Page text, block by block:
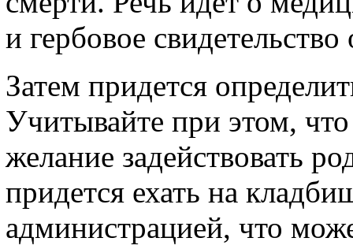
и гербовое
Затем придется
Учитывайте при этом,
желание задействовать
придется ехать на
администрацией, что